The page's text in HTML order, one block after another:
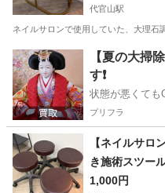
代官山駅
ネイルサロンで使用していた、大理石
東京 渋谷区 代官山駅 テ
【夏の大掃
す❗️
状態が悪くても
プリフラ
【ネイルサロ
き施術スツー
1,000円